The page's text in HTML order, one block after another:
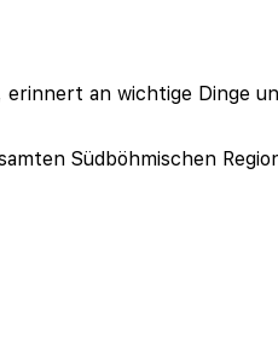
erinnert an wichtige Dinge
Südböhmischen